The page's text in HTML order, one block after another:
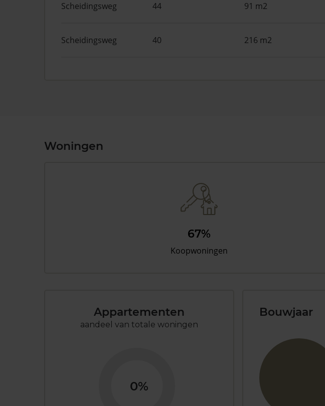
Scheidingsweg 44 91 m2
Scheidingsweg 40 216 m2
Woningen
67%
Koopwoningen
Appartementen
aandeel van totale woningen
0%
Bouwjaar